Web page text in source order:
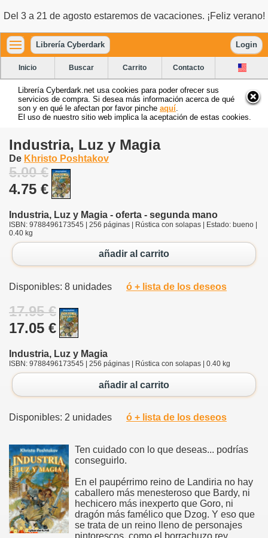
Del 3 a 21 de agosto estaremos de vacaciones. ¡Feliz verano!
Librería Cyberdark Login
Inicio Buscar Carrito Contacto
Librería Cyberdark.net usa cookies para poder ofrecer sus
servicios de compra. Si desea más información acerca de qué
son y en qué le afectan por favor pinche aquí
El uso de nuestro sitio web implica la aceptación de estas cookies.
Industria, Luz y Magia
De Khristo Poshtakov
5.00 €
4.75 €
Industria, Luz y Magia - oferta - segunda mano
ISBN: 9788496173545 | 256 páginas | Rústica con solapas | Estado: bueno |
0.40 kg
añadir al carrito
Disponibles: 8 unidades ó + lista de los deseos
17.95 €
17.05 €
Industria, Luz y Magia
ISBN: 9788496173545 | 256 páginas | Rústica con solapas | 0.40 kg
añadir al carrito
Disponibles: 2 unidades ó + lista de los deseos
Ten cuidado con lo que deseas... podrías
conseguirlo.
En el paupérrimo reino de Landiria no hay
caballero más menesteroso que Bardy, ni
hechicero más inexperto que Goro, ni
dragón más famélico que Dzog. Y eso que
se trata de un reino lleno de personajes